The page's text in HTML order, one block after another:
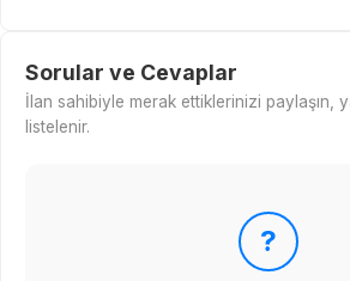
Sorular ve Cevaplar
İlan sahibiyle merak ettiklerinizi paylaşın,
listelenir.
?